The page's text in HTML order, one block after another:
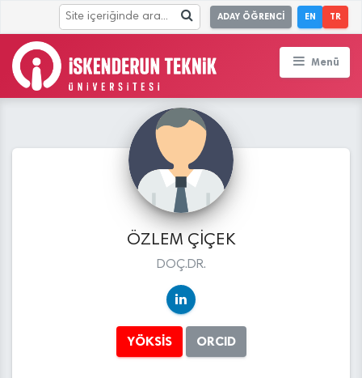
ADAY ÖĞRENCİ EN TR
Menü
ÖZLEM ÇİÇEK
DOÇ.DR.
YÖKSİS ORCID